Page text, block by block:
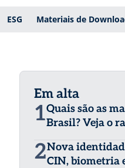
ESG Materiais de
Em alta
1Quais são as
Brasil? Veja o
2Nova
CIN, biometria